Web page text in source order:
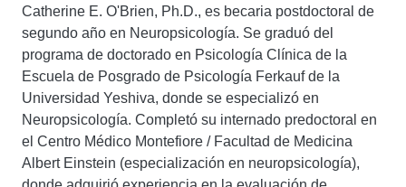
Catherine E. O'Brien, Ph.D., es becaria postdoctoral de
segundo año en Neuropsicología. Se graduó del
programa de doctorado en Psicología Clínica de la
Escuela de Posgrado de Psicología Ferkauf de la
Universidad Yeshiva, donde se especializó en
Neuropsicología. Completó su internado predoctoral en
el Centro Médico Montefiore / Facultad de Medicina
Albert Einstein (especialización en neuropsicología),